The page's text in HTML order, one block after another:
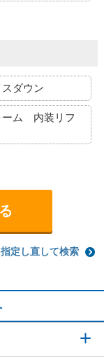
ダウン
ーム 内装リフ
定し直して検索